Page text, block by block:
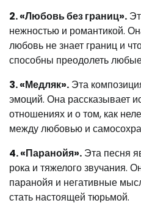
2. «Любовь без границ».
нежностью и романтикой.
любовь не знает границ и
способны преодолеть
3. «Медляк». Эта
эмоций. Она рассказывает
отношениях и о том, как
между любовью и
4. «Паранойя». Эта песня
рока и тяжелого звучания.
паранойя и негативные
стать настоящей тюрьмой.